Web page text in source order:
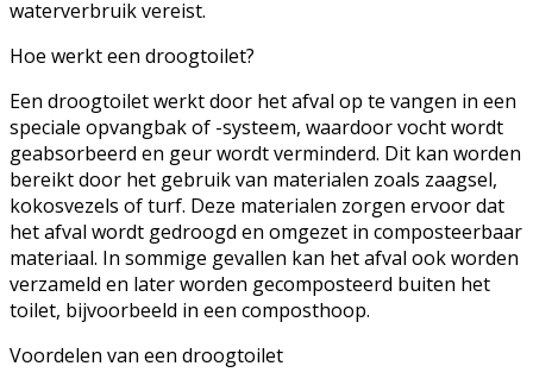
waterverbruik vereist.
Hoe werkt een droogtoilet?
Een droogtoilet werkt door het afval op te vangen in een
speciale opvangbak of -systeem, waardoor vocht wordt
geabsorbeerd en geur wordt verminderd. Dit kan worden
bereikt door het gebruik van materialen zoals zaagsel,
kokosvezels of turf. Deze materialen zorgen ervoor dat
het afval wordt gedroogd en omgezet in composteerbaar
materiaal. In sommige gevallen kan het afval ook worden
verzameld en later worden gecomposteerd buiten het
toilet, bijvoorbeeld in een composthoop.
Voordelen van een droogtoilet